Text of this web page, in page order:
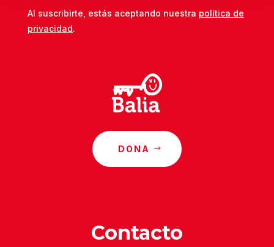
Al suscribirte, estás aceptando nuestra política de
privacidad.
DONA
Contacto